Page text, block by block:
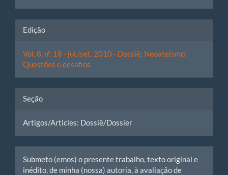
Edição
Vol. 8, nº. 18 - jul./set. 2010 - Dossiê: Neoateísmo:
Questões e desafios
Seção
Artigos/Articles: Dossiê/Dossier
Submeto (emos) o presente trabalho, texto original e
inédito, de minha (nossa) autoria, à avaliação de